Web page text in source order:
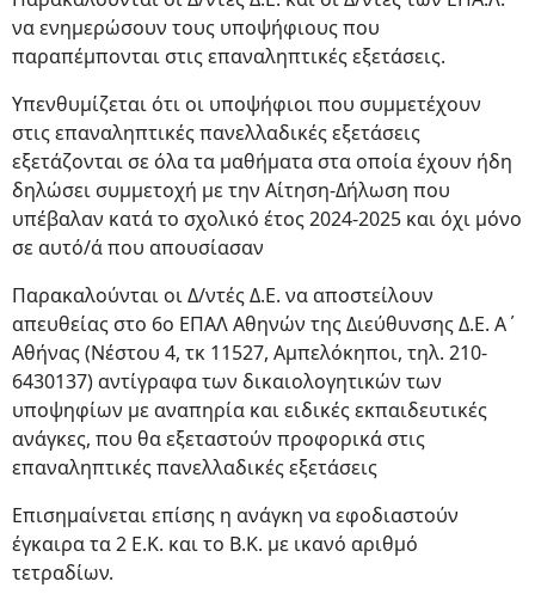
να ενημερώσουν τους υποψήφιους που
παραπέμπονται στις επαναληπτικές εξετάσεις.
Υπενθυμίζεται ότι οι υποψήφιοι που συμμετέχουν
στις επαναληπτικές πανελλαδικές εξετάσεις
εξετάζονται σε όλα τα μαθήματα στα οποία έχουν ήδη
δηλώσει συμμετοχή με την Αίτηση-Δήλωση που
υπέβαλαν κατά το σχολικό έτος 2024-2025 και όχι μόνο
σε αυτό/ά που απουσίασαν
Παρακαλούνται οι Δ/ντές Δ.Ε. να αποστείλουν
απευθείας στο 6ο ΕΠΑΛ Αθηνών της Διεύθυνσης Δ.Ε. Α΄
Αθήνας (Νέστου 4, τκ 11527, Αμπελόκηποι, τηλ. 210-
6430137) αντίγραφα των δικαιολογητικών των
υποψηφίων με αναπηρία και ειδικές εκπαιδευτικές
ανάγκες, που θα εξεταστούν προφορικά στις
επαναληπτικές πανελλαδικές εξετάσεις
Επισημαίνεται επίσης η ανάγκη να εφοδιαστούν
έγκαιρα τα 2 Ε.Κ. και το Β.Κ. με ικανό αριθμό
τετραδίων.